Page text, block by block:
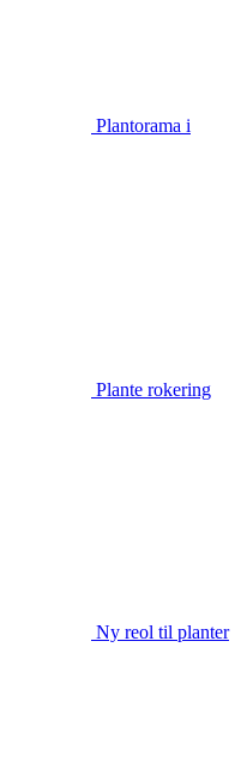
Plantorama i
Plante rokering
Ny reol til planter